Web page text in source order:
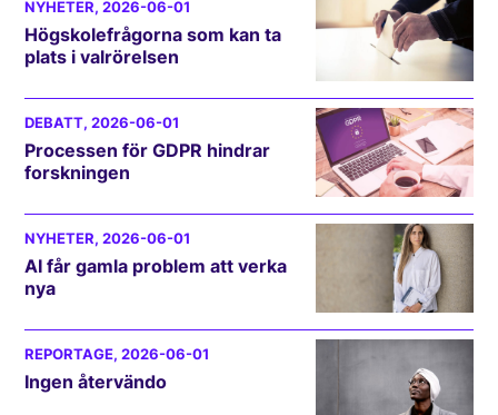
NYHETER, 2026-06-01
Högskolefrågorna som kan ta
plats i valrörelsen
DEBATT, 2026-06-01
Processen för GDPR hindrar
forskningen
NYHETER, 2026-06-01
AI får gamla problem att verka
nya
REPORTAGE, 2026-06-01
Ingen återvändo